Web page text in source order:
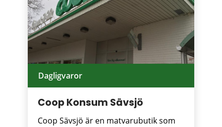
Dagligvaror
Coop Konsum Sävsjö
Coop Sävsjö är en matvarubutik som